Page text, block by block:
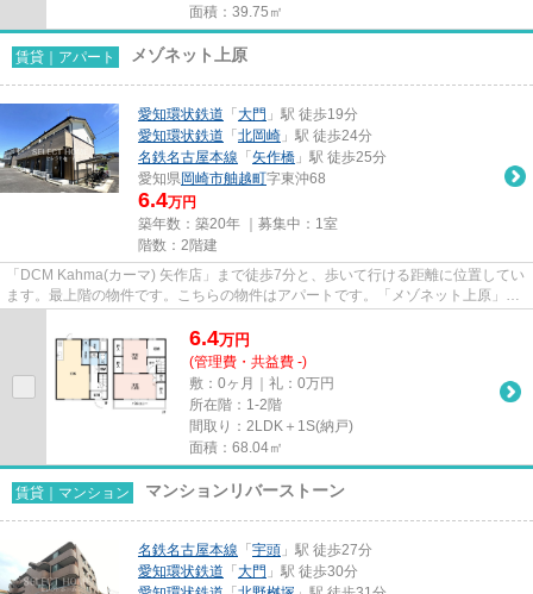
面積：39.75㎡
賃貸｜アパート メゾネット上原
愛知環状鉄道 「 大門 」駅 徒歩19分
愛知環状鉄道 「 北岡崎 」駅 徒歩24分
名鉄名古屋本線 「 矢作橋 」駅 徒歩25分
愛知県岡崎市舳越町字東沖68
6.4万円
築年数：築20年 ｜募集中： 1室
階数：2階建
「DCM Kahma(カーマ) 矢作店」まで徒歩7分と、歩いて行ける距離に位置してい
ます。最上階の物件です。こちらの物件はアパートです。「メゾネット上原」の
6.4万円
(管理費・共益費 -)
敷：0ヶ月｜礼：0万円
所在階：1-2階
間取り：2LDK＋1S(納戸)
面積：68.04㎡
賃貸｜マンション マンションリバーストーン
名鉄名古屋本線 「 宇頭 」駅 徒歩27分
愛知環状鉄道 「 大門 」駅 徒歩30分